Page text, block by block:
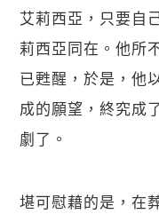
艾莉西亞，只要自
莉西亞同在。他所
已甦醒，於是，他
成的願望，終究成
劇了。
堪可慰藉的是，在